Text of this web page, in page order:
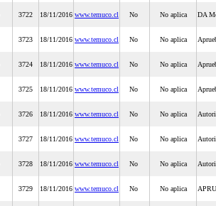
3722 18/11/2016 www.temuco.cl No No aplica DA
3723 18/11/2016 www.temuco.cl No No aplica
3724 18/11/2016 www.temuco.cl No No aplica
3725 18/11/2016 www.temuco.cl No No aplica
3726 18/11/2016 www.temuco.cl No No aplica
3727 18/11/2016 www.temuco.cl No No aplica
3728 18/11/2016 www.temuco.cl No No aplica
3729 18/11/2016 www.temuco.cl No No aplica